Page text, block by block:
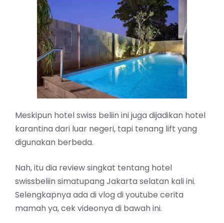
Meskipun hotel swiss beliin ini juga dijadikan hotel
karantina dari luar negeri, tapi tenang lift yang
digunakan berbeda.
Nah, itu dia review singkat tentang hotel
swissbeliin simatupang Jakarta selatan kali ini.
Selengkapnya ada di vlog di youtube cerita
mamah ya, cek videonya di bawah ini.